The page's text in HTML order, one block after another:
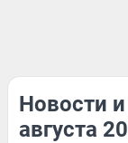
Новости
августа